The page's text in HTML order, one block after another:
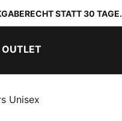
STATT 30 TAGE.
OUTLET
Unisex